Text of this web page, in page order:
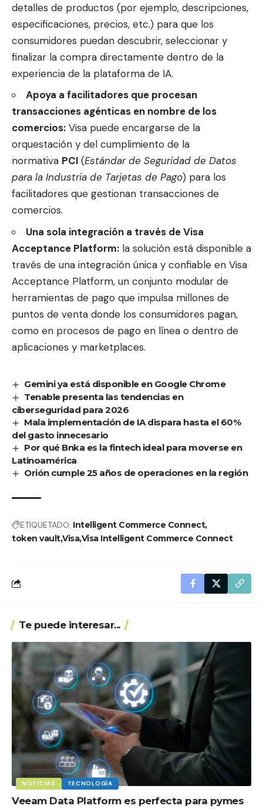
detalles de productos (por ejemplo, descripciones,
especificaciones, precios, etc.) para que los
consumidores puedan descubrir, seleccionar y
finalizar la compra directamente dentro de la
experiencia de la plataforma de IA.
Apoya a facilitadores que procesan
transacciones agénticas en nombre de los
comercios: Visa puede encargarse de la
orquestación y del cumplimiento de la
normativa PCI (Estándar de Seguridad de Datos
para la Industria de Tarjetas de Pago) para los
facilitadores que gestionan transacciones de
comercios.
Una sola integración a través de Visa
Acceptance Platform: la solución está disponible a
través de una integración única y confiable en Visa
Acceptance Platform, un conjunto modular de
herramientas de pago que impulsa millones de
puntos de venta donde los consumidores pagan,
como en procesos de pago en línea o dentro de
aplicaciones y marketplaces.
Gemini ya está disponible en Google Chrome
Tenable presenta las tendencias en
ciberseguridad para 2026
Mala implementación de IA dispara hasta el 60%
del gasto innecesario
Por qué Bnka es la fintech ideal para moverse en
Latinoamérica
Orión cumple 25 años de operaciones en la región
ETIQUETADO: Intelligent Commerce Connect
token vaultVisaVisa Intelligent Commerce Connect
Te puede interesar...
NOTICIAS TECNOLOGÍA
Veeam Data Platform es perfecta para pymes